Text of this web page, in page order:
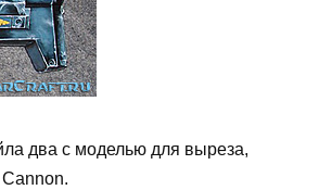
два с моделью для выреза,